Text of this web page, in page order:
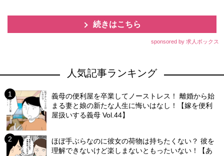
続きはこちら
sponsored by 求人ボックス
人気記事ランキング
義母の便利屋を卒業してノーストレス！ 離婚から始
まる妻と娘の新たな人生に悔いはなし！【嫁を便利
屋扱いする義母 Vol.44】
ほぼ手ぶらなのに彼女の荷物は持ちたくない？ 彼を
理解できないけど楽しまないともったいない！【あ